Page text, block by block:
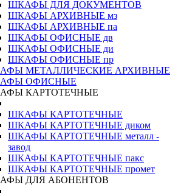
ШКАФЫ ДЛЯ ДОКУМЕНТОВ
ШКАФЫ АРХИВНЫЕ мз
ШКАФЫ АРХИВНЫЕ па
ШКАФЫ ОФИСНЫЕ дв
ШКАФЫ ОФИСНЫЕ ди
ШКАФЫ ОФИСНЫЕ пр
МЕТАЛЛИЧЕСКИЕ АРХИВНЫЕ
ОФИСНЫЕ
КАРТОТЕЧНЫЕ
ШКАФЫ КАРТОТЕЧНЫЕ
ШКАФЫ КАРТОТЕЧНЫЕ диком
ШКАФЫ КАРТОТЕЧНЫЕ металл -
завод
ШКАФЫ КАРТОТЕЧНЫЕ пакс
ШКАФЫ КАРТОТЕЧНЫЕ промет
ДЛЯ АБОНЕНТОВ